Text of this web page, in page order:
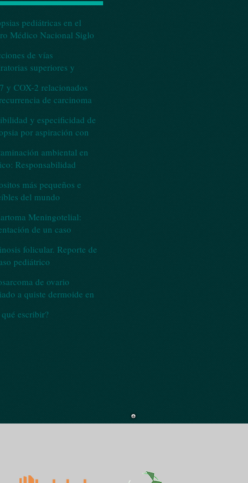
pediátricas en el
Médico Nacional Siglo
Sociade vías
superiores y
de la comu
y COX-2 relacionados
de carcinoma
y especificidad de
por aspiración con
a
ambiental en
Responsabilidad
más pequeños e
del mundo
Meningotelial:
de un caso
folicular. Reporte de
pediátrico
de ovario
a quiste dermoide en
qué escribir?